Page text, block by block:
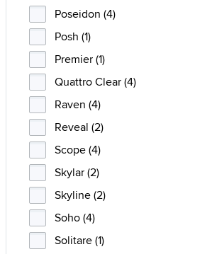
Poseidon (4)
Posh (1)
Premier (1)
Quattro Clear (4)
Raven (4)
Reveal (2)
Scope (4)
Skylar (2)
Skyline (2)
Soho (4)
Solitare (1)